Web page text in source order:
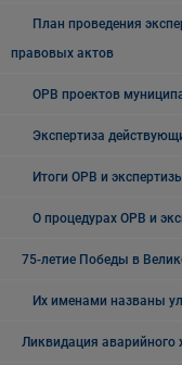
План проведения
правовых актов
ОРВ проектов
Экспертиза
Итоги ОРВ и
О процедурах ОРВ и
75-летие Победы в
Их именами названы
Ликвидация аварийного